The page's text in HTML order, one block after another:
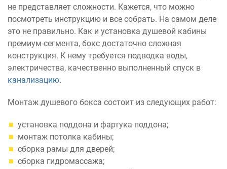
не представляет сложности. Кажется, что можно
посмотреть инструкцию и все собрать. На самом деле
это не правильно. Как и установка душевой кабины
премиум-сегмента, бокс достаточно сложная
конструкция. К нему требуется подводка воды,
электричества, качественно выполненный спуск в
канализацию.
Монтаж душевого бокса состоит из следующих работ:
установка поддона и фартука поддона;
монтаж потолка кабины;
сборка рамы для дверей;
сборка гидромассажа;